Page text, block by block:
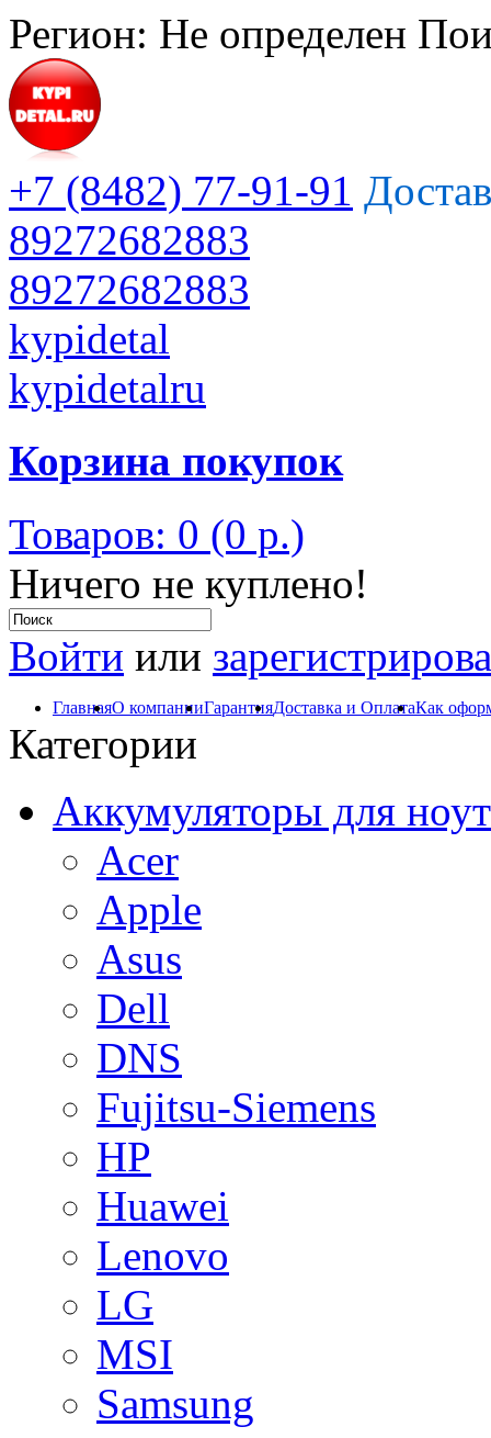
Регион: Не определен
+7 (8482) 77-91-91
89272682883
89272682883
kypidetal
kypidetalru
Корзина покупок
Товаров: 0 (0 р.)
Ничего не куплено!
Войти или
ГлавнаяО компанииГарантияДоставка и ОплатаКак
Категории
Аккумуляторы для
Acer
Apple
Asus
Dell
DNS
Fujitsu-Siemens
HP
Huawei
Lenovo
LG
MSI
Samsung